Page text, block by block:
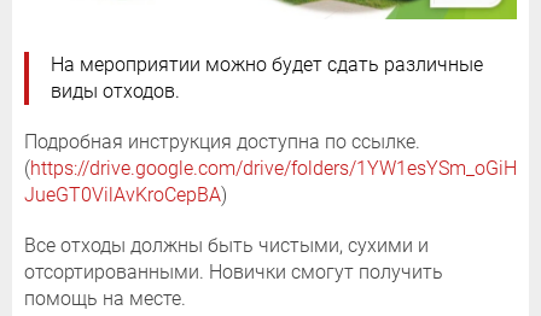
На мероприятии можно будет сдать различные
виды отходов.
Подробная инструкция доступна по ссылке.
(https://drive.google.com/drive/folders/1YW1esYSm_oGiH
JueGT0VilAvKroCepBA)
Все отходы должны быть чистыми, сухими и
отсортированными. Новички смогут получить
помощь на месте.